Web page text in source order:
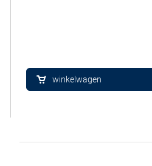
winkelwagen